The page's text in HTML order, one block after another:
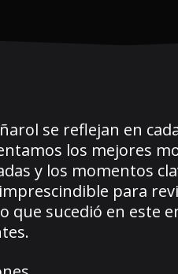
se reflejan en
los mejores
y los momentos
para
que sucedió en este